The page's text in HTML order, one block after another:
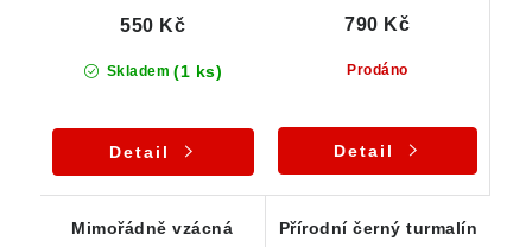
Skladem (1 ks)
550 Kč
Detail
Prodáno
790 Kč
Detail
Mimořádně vzácná
Přírodní černý turmalín